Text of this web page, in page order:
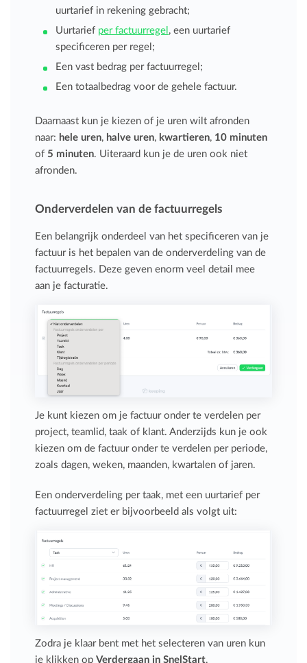
uurtarief in rekening gebracht;
Uurtarief per factuurregel , een uurtarief
specificeren per regel;
Een vast bedrag per factuurregel;
Een totaalbedrag voor de gehele factuur.
Daarnaast kun je kiezen of je uren wilt afronden
naar: hele uren, halve uren, kwartieren, 10 minuten
of 5 minuten. Uiteraard kun je de uren ook niet
afronden.
Onderverdelen van de factuurregels
Een belangrijk onderdeel van het specificeren van je
factuur is het bepalen van de onderverdeling van de
factuurregels. Deze geven enorm veel detail mee
aan je facturatie.
Je kunt kiezen om je factuur onder te verdelen per
project, teamlid, taak of klant. Anderzijds kun je ook
kiezen om de factuur onder te verdelen per periode,
zoals dagen, weken, maanden, kwartalen of jaren.
Een onderverdeling per taak, met een uurtarief per
factuurregel ziet er bijvoorbeeld als volgt uit:
Zodra je klaar bent met het selecteren van uren kun
je klikken opVerdergaan in SnelStart.